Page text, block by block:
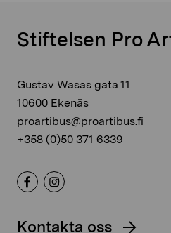
Stiftelsen Pro
Gustav Wasas gata 11
10600 Ekenäs
proartibus@proartibus.fi
+358 (0)50 371 6339
Kontakta oss